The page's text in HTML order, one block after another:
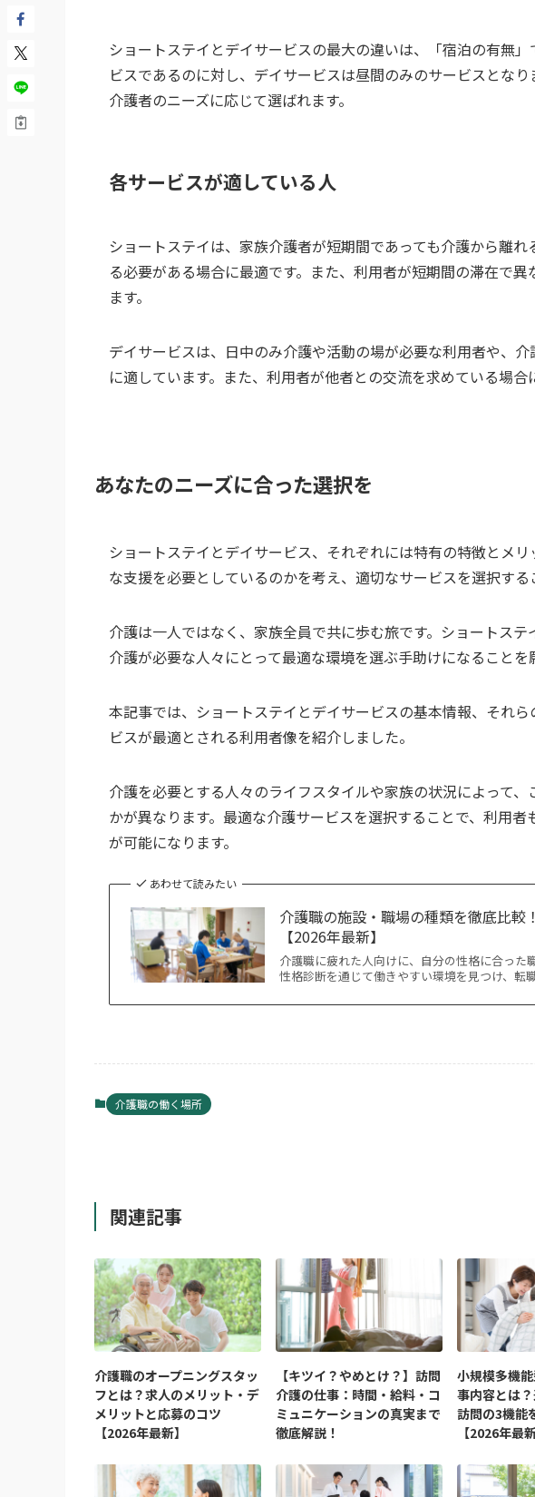
ショートステイとデイサービスの最大の違いは、「宿泊の有無
ビスであるのに対し、デイサービスは昼間のみのサービスとな
介護者のニーズに応じて選ばれます。
各サービスが適している人
ショートステイは、家族介護者が短期間であっても介護から離
る必要がある場合に最適です。また、利用者が短期間の滞在で
ます。
デイサービスは、日中のみ介護や活動の場が必要な利用者や、
に適しています。また、利用者が他者との交流を求めている場合
あなたのニーズに合った選択を
ショートステイとデイサービス、それぞれには特有の特徴とメ
な支援を必要としているのかを考え、適切なサービスを選択する
介護は一人ではなく、家族全員で共に歩む旅です。ショートステ
介護が必要な人々にとって最適な環境を選ぶ手助けになることを
本記事では、ショートステイとデイサービスの基本情報、それ
ビスが最適とされる利用者像を紹介しました。
介護を必要とする人々のライフスタイルや家族の状況によって
かが異なります。最適な介護サービスを選択することで、利用
が可能になります。
あわせて読みたい
介護職の施設・職場の種類を徹底比較
【2026年最新】
介護職に疲れた人向けに、自分の性格に合った
性格診断を通じて働きやすい環境を見つけ、転
介護職の働く場所
関連記事
介護職のオープニングスタッ
フとは？求人のメリット・デ
メリットと応募のコツ
【2026年最新】
【キツイ？やめとけ？】訪問
介護の仕事：時間・給料・コ
ミュニケーションの真実まで
徹底解説！
小規模多機
事内容とは
訪問の3機能
【2026年最新